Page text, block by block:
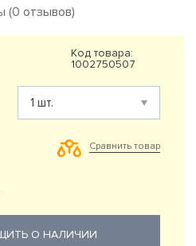
(0 отзывов)
Код товара:
1002750507
Сравнить товар
О НАЛИЧИИ